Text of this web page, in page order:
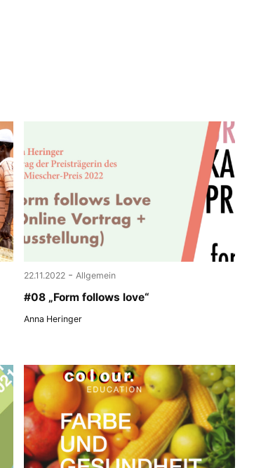
22.11.2022 - Allgemein
#08 „Form follows love“
Anna Heringer